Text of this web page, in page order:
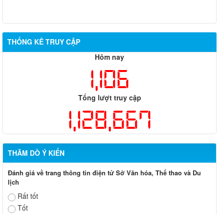
THỐNG KÊ TRUY CẬP
Hôm nay
1,106
Tổng lượt truy cập
1,128,667
THĂM DÒ Ý KIẾN
Đánh giá về trang thông tin điện tử Sở Văn hóa, Thể thao và Du
lịch
Rất tốt
Tốt